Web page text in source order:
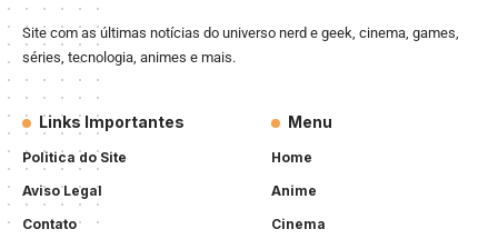
Site com as últimas notícias do universo nerd e geek, cinema, games,
séries, tecnologia, animes e mais.
Links Importantes
Politica do Site
Aviso Legal
Contato
Menu
Home
Anime
Cinema